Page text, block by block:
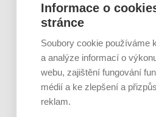
Je jen pro sportovce,
Informace o
stránce
Soubory cookie používáme
a analýze informací o
webu, zajištění fungování
médií a ke zlepšení a
reklam.